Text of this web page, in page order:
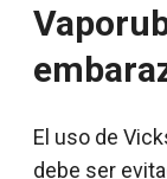
El uso de
debe ser